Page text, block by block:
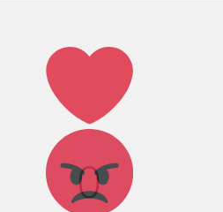
Лайк!
0
Агрессия!